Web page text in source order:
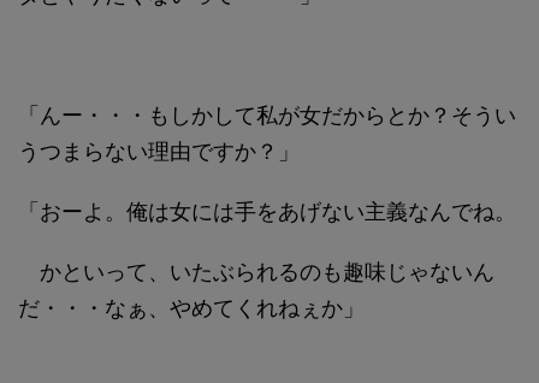
「んー・・・もしかして私が女だからとか？そうい
うつまらない理由ですか？」
「おーよ。俺は女には手をあげない主義なんでね。
かといって、いたぶられるのも趣味じゃないん
だ・・・なぁ、やめてくれねぇか」